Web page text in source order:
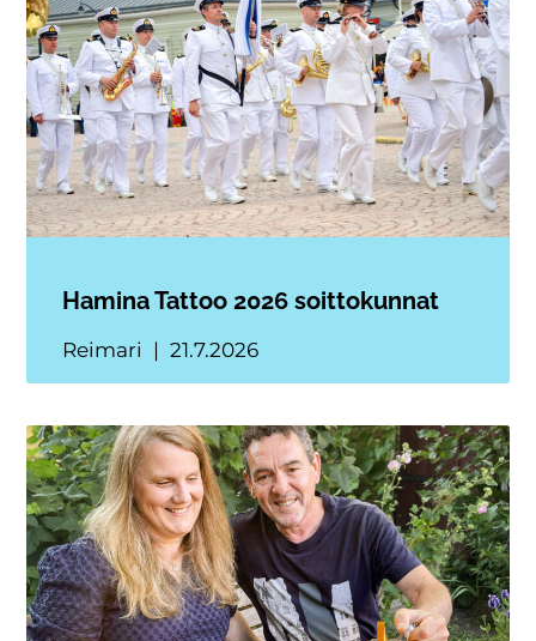
Hamina Tattoo 2026 soittokunnat
Reimari 21.7.2026